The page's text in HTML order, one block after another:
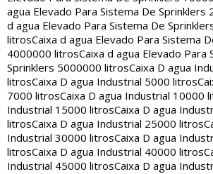
agua Elevado Para Sistema De Sprinklers
d agua Elevado Para Sistema De
litrosCaixa d agua Elevado Para Sistema
4000000 litrosCaixa d agua Elevado Para
Sprinklers 5000000 litrosCaixa D agua
litrosCaixa D agua Industrial 5000 litros
7000 litrosCaixa D agua Industrial 10000
Industrial 15000 litrosCaixa D agua
litrosCaixa D agua Industrial 25000 litros
Industrial 30000 litrosCaixa D agua
litrosCaixa D agua Industrial 40000 litros
Industrial 45000 litrosCaixa D agua